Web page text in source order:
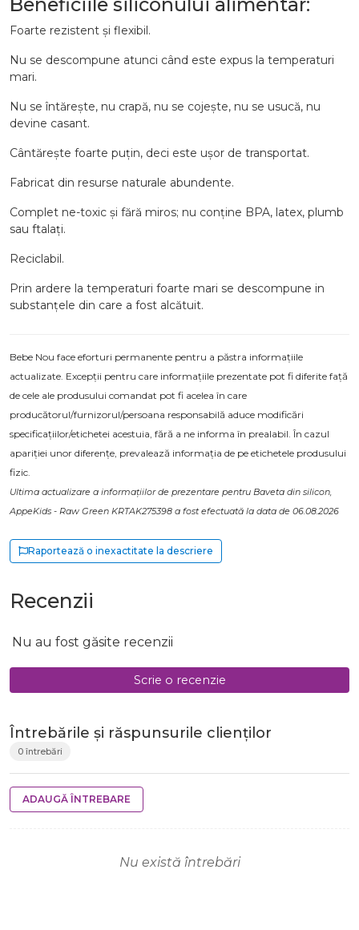
Foarte rezistent și flexibil.
Nu se descompune atunci când este expus la temperaturi
mari.
Nu se întărește, nu crapă, nu se cojește, nu se usucă, nu
devine casant.
Cântărește foarte puțin, deci este ușor de transportat.
Fabricat din resurse naturale abundente.
Complet ne-toxic și fără miros; nu conține BPA, latex, plumb
sau ftalați.
Reciclabil.
Prin ardere la temperaturi foarte mari se descompune in
substanțele din care a fost alcătuit.
Bebe Nou face eforturi permanente pentru a păstra informațiile
actualizate. Excepții pentru care informațiile prezentate pot fi diferite față
de cele ale produsului comandat pot fi acelea în care
producătorul/furnizorul/persoana responsabilă aduce modificări
specificațiilor/etichetei acestuia, fără a ne informa în prealabil. În cazul
apariției unor diferențe, prevalează informația de pe etichetele produsului
fizic.
Ultima actualizare a informațiilor de prezentare pentru Baveta din silicon,
AppeKids - Raw Green KRTAK275398 a fost efectuată la data de 06.08.2026
Raportează o inexactitate la descriere
Recenzii
Nu au fost găsite recenzii
Scrie o recenzie
Întrebările și răspunsurile clienților
0 întrebări
ADAUGĂ ÎNTREBARE
Nu există întrebări